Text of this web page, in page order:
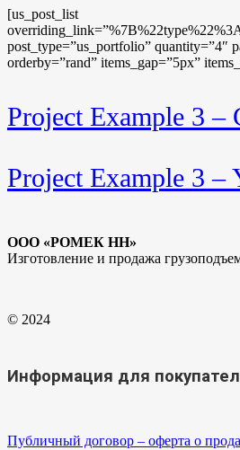
[us_post_list
post_type=”us_portfolio” quantity=”4″
orderby=”rand” items_gap=”5px”
Project Example 3 –
Project Example 3 –
ООО «РОМЕК НН»
Изготовление и продажа
© 2024
Информация для
Публичный договор – оферта о